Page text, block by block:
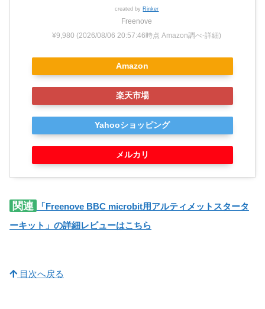
created by Rinker
Freenove
¥9,980 (2026/08/06 20:57:46時点 Amazon調べ-詳細)
Amazon
楽天市場
Yahooショッピング
メルカリ
関連
「Freenove BBC microbit用アルティメットスタータ
ーキット」の詳細レビューはこちら
目次へ戻る